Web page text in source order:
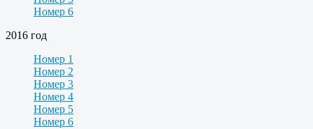
Номер 6
2016 год
Номер 1
Номер 2
Номер 3
Номер 4
Номер 5
Номер 6